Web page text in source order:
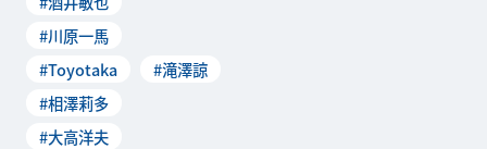
#川原一馬
#Toyotaka
#滝澤諒
#相澤莉多
#大高洋夫